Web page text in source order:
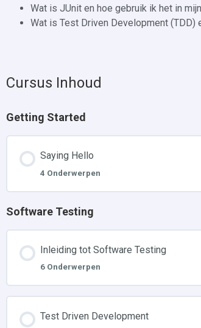
Wat is JUnit en hoe gebruik ik het in
Wat is Test Driven Development (TDD)
Cursus Inhoud
Getting Started
Saying Hello
4 Onderwerpen
Software Testing
Inleiding tot Software Testing
6 Onderwerpen
Test Driven Development